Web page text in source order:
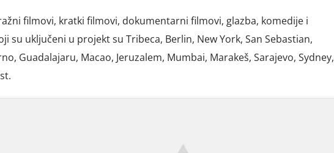
filmovi, kratki filmovi, dokumentarni filmovi, glazba, komedije i
su uključeni u projekt su Tribeca, Berlin, New York, San Sebastian,
Guadalajaru, Macao, Jeruzalem, Mumbai, Marakeš, Sarajevo, Sydney,